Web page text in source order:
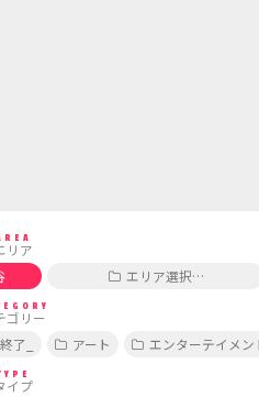
リア
エリア選択…
ゴリー
_終了_ アート エンターテイメン
イプ